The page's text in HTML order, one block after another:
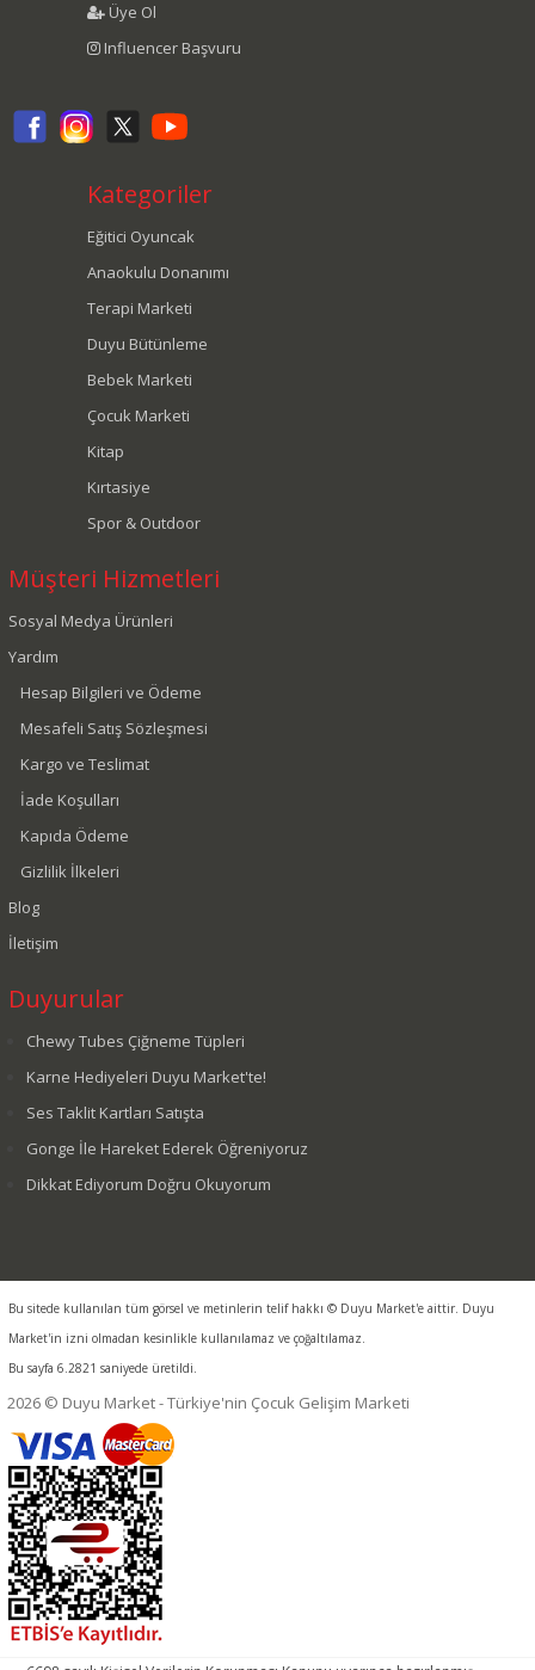
Üye Ol
Influencer Başvuru
Kategoriler
Eğitici Oyuncak
Anaokulu Donanımı
Terapi Marketi
Duyu Bütünleme
Bebek Marketi
Çocuk Marketi
Kitap
Kırtasiye
Spor & Outdoor
Müşteri Hizmetleri
Sosyal Medya Ürünleri
Yardım
Hesap Bilgileri ve Ödeme
Mesafeli Satış Sözleşmesi
Kargo ve Teslimat
İade Koşulları
Kapıda Ödeme
Gizlilik İlkeleri
Blog
İletişim
Duyurular
Chewy Tubes Çiğneme Tüpleri
Karne Hediyeleri Duyu Market'te!
Ses Taklit Kartları Satışta
Gonge İle Hareket Ederek Öğreniyoruz
Dikkat Ediyorum Doğru Okuyorum
Bu sitede kullanılan tüm görsel ve metinlerin telif hakkı © Duyu Market'e aittir. Duyu
Market'in izni olmadan kesinlikle kullanılamaz ve çoğaltılamaz.
Bu sayfa 6.2821 saniyede üretildi.
2026 © Duyu Market - Türkiye'nin Çocuk Gelişim Marketi